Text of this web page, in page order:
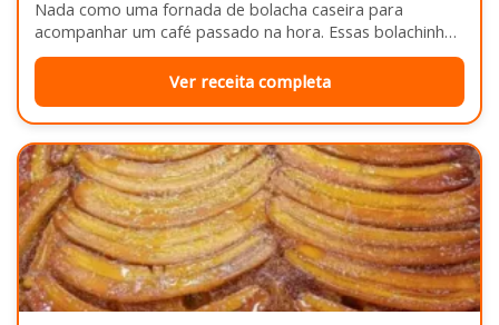
Nada como uma fornada de bolacha caseira para
acompanhar um café passado na hora. Essas bolachinhas
ficam levemente douradas por…
Ver receita completa